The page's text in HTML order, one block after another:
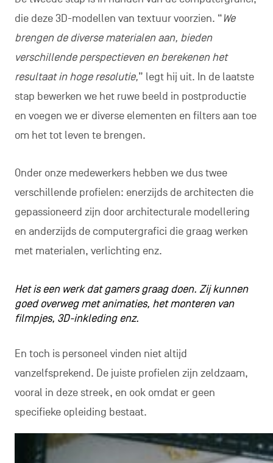
die deze 3D-modellen van textuur voorzien. “We
brengen de diverse materialen aan, bieden
verschillende perspectieven en berekenen het
resultaat in hoge resolutie,” legt hij uit. In de laatste
stap bewerken we het ruwe beeld in postproductie
en voegen we er diverse elementen en filters aan toe
om het tot leven te brengen.
Onder onze medewerkers hebben we dus twee
verschillende profielen: enerzijds de architecten die
gepassioneerd zijn door architecturale modellering
en anderzijds de computergrafici die graag werken
met materialen, verlichting enz.
Het is een werk dat gamers graag doen. Zij kunnen
goed overweg met animaties, het monteren van
filmpjes, 3D-inkleding enz.
En toch is personeel vinden niet altijd
vanzelfsprekend. De juiste profielen zijn zeldzaam,
vooral in deze streek, en ook omdat er geen
specifieke opleiding bestaat.